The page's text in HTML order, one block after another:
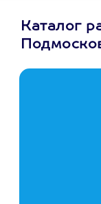
Каталог